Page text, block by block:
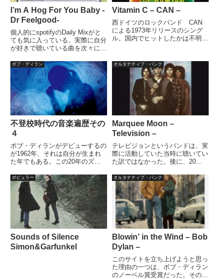
I’m A Hog For You Baby -
Dr Feelgood-
個人的にspotifyのDaily Mixがと
ても気に入っている。実際に自分
が好きで聴いている曲を次々に出
にドンピシャではない）楽曲を選
び出す辺りが案外と悪くない。ま
あ、ソコソコ心地よいのである。
実際に自分のD...
Vitamin C – CAN –
西ドイツのロックバンド CAN
による1973年リリースのシング
ル。国内でヒットしたかは不明。
ジャンルに多大な影響を与えたと
か。歌の意味は「あなた、ビタミ
ンCを失ってますよ！」という事
で良いのだと思う。だから何？と
言われても・・・
ボブ・ディラン
不登校時代の音楽遍歴その
４
ボブ・ディランがデビューするの
が1962年、それは自分が生まれ
た年でもある。この20年のズレ
ディランが好きでレコードを聴い
ている者がいないことに貢献し
た。自分が不登校全盛期の1975
年当時、ボブ・ディランはアル...
オルタナティブ・パンク
Marquee Moon –
Television –
テレビジョンというバンドは、実
際に活動していた当時に聴いてい
た訳ではなかった。後に、20代
事があるのだが、その当時、テレ
ビジョンが好きだった同僚がい
て、「すげえいいっすよ」と言わ
れて「じゃあ聞いてみようかな」
と...
ポピュラー
Sounds of Silence
Simon&Garfunkel
オルタナティブ・パンク
Blowin’ in the Wind – Bob
Dylan –
このサイトを立ち上げようと思っ
た理由の一つは、ボブ・ディラン
のノーベル賞受賞だった。その前